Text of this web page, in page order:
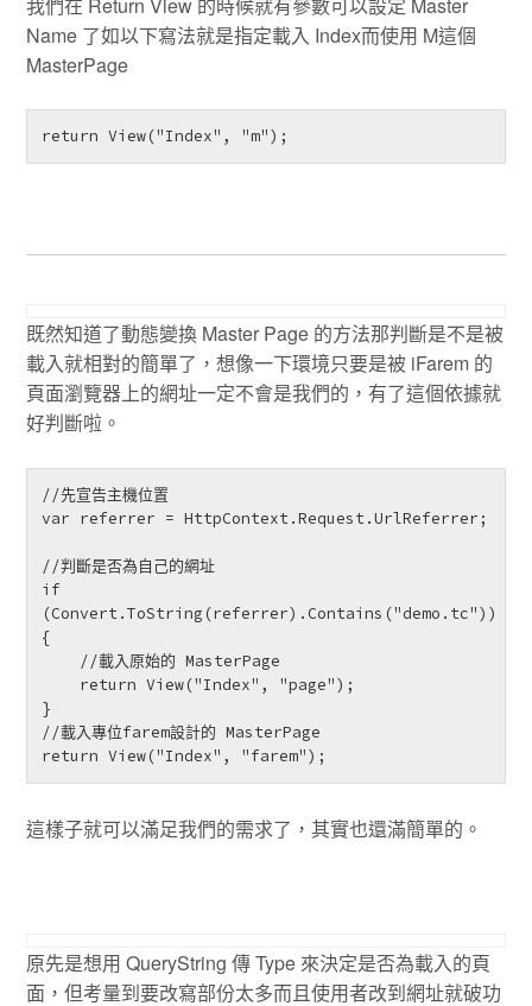
Name 了如以下寫法就是指定載入 Index而使用 M這個
MasterPage
return View("Index", "m");
既然知道了動態變換 Master Page 的方法那判斷是不是被
載入就相對的簡單了，想像一下環境只要是被 iFarem 的
頁面瀏覽器上的網址一定不會是我們的，有了這個依據就
好判斷啦。
//先宣告主機位置
var referrer = HttpContext.Request.UrlReferrer;
//判斷是否為自己的網址
if
(Convert.ToString(referrer).Contains("demo.tc"))
{
//載入原始的 MasterPage
return View("Index", "page");
}
//載入專位farem設計的 MasterPage
return View("Index", "farem");
這樣子就可以滿足我們的需求了，其實也還滿簡單的。
原先是想用 QueryString 傳 Type 來決定是否為載入的頁
面，但考量到要改寫部份太多而且使用者改到網址就破功